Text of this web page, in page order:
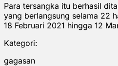
Para tersangka itu berhasil
yang berlangsung selama 22
18 Februari 2021 hingga 12
Kategori:
gagasan